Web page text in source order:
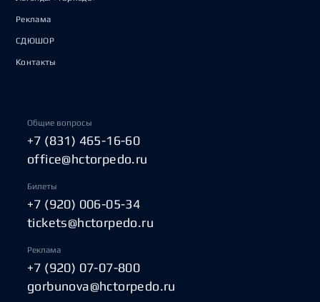
Реклама
СДЮШОР
Контакты
Общие вопросы
+7 (831) 465-16-60
office@hctorpedo.ru
Билеты
+7 (920) 006-05-34
tickets@hctorpedo.ru
Реклама
+7 (920) 07-07-800
gorbunova@hctorpedo.ru